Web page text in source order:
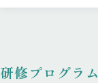
研修プログラ